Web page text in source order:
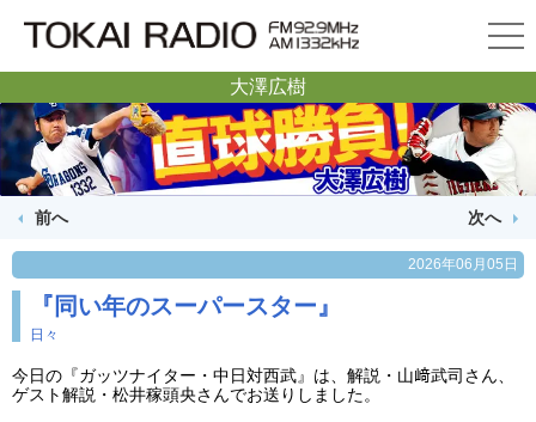
大澤広樹
前へ 次へ
2026年06月05日
『同い年のスーパースター』
日々
今日の『ガッツナイター・中日対西武』は、解説・山﨑武司さん、
ゲスト解説・松井稼頭央さんでお送りしました。